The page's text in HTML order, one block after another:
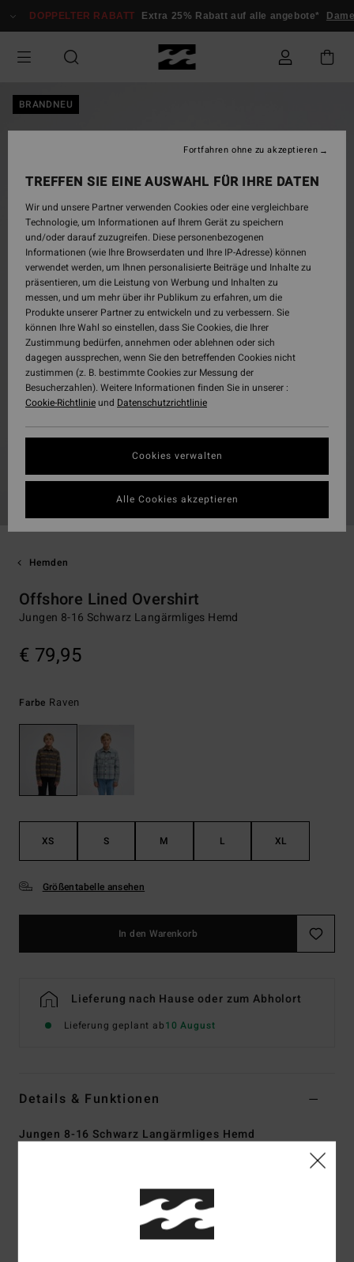
zur
springen
DOPPELTER RABATT Extra 25% Rabatt auf alle angebote* Damen
BRANDNEU
Hemden
Offshore Lined Overshirt
Jungen 8-16 Schwarz Langärmliges Hemd
€ 79,95
Farbe Raven
XS S M L XL
Größentabelle ansehen
In den Warenkorb
Lieferung nach Hause oder zum Abholort
Lieferung geplant ab10 August
Details & Funktionen
Jungen 8-16 Schwarz Langärmliges Hemd
Garngefärbtes, strukturiertes Gewebe
TREFFEN SIE EINE AUSWAHL FÜR IHRE DATEN
Wir und unsere Partner verwenden Cookies oder eine vergleichbare
Technologie, um Informationen auf Ihrem Gerät zu speichern
und/oder darauf zuzugreifen. Diese personenbezogenen
Informationen (wie Ihre Browserdaten und Ihre IP-Adresse) können
verwendet werden, um Ihnen personalisierte Beiträge und Inhalte zu
präsentieren, um die Leistung von Werbung und Inhalten zu
messen, und um mehr über ihr Publikum zu erfahren, um die
Produkte unserer Partner zu entwickeln und zu verbessern. Sie
können Ihre Wahl so einstellen, dass Sie Cookies, die Ihrer
Zustimmung bedürfen, annehmen oder ablehnen oder sich
dagegen aussprechen, wenn Sie den betreffenden Cookies nicht
zustimmen (z. B. bestimmte Cookies zur Messung der
Besucherzahlen). Weitere Informationen finden Sie in unserer :
Cookie-Richtlinieund Datenschutzrichtlinie
Cookies verwalten
Fortfahren ohne zu akzeptieren
Alle Cookies akzeptieren